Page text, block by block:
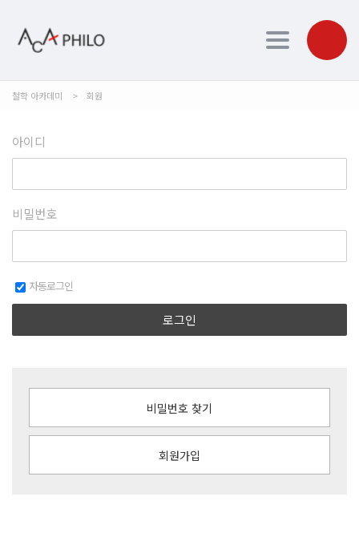
Toggle
철학 아카데미 > 회원
아이디
비밀번호
자동로그인
로그인
비밀번호 찾기
회원가입